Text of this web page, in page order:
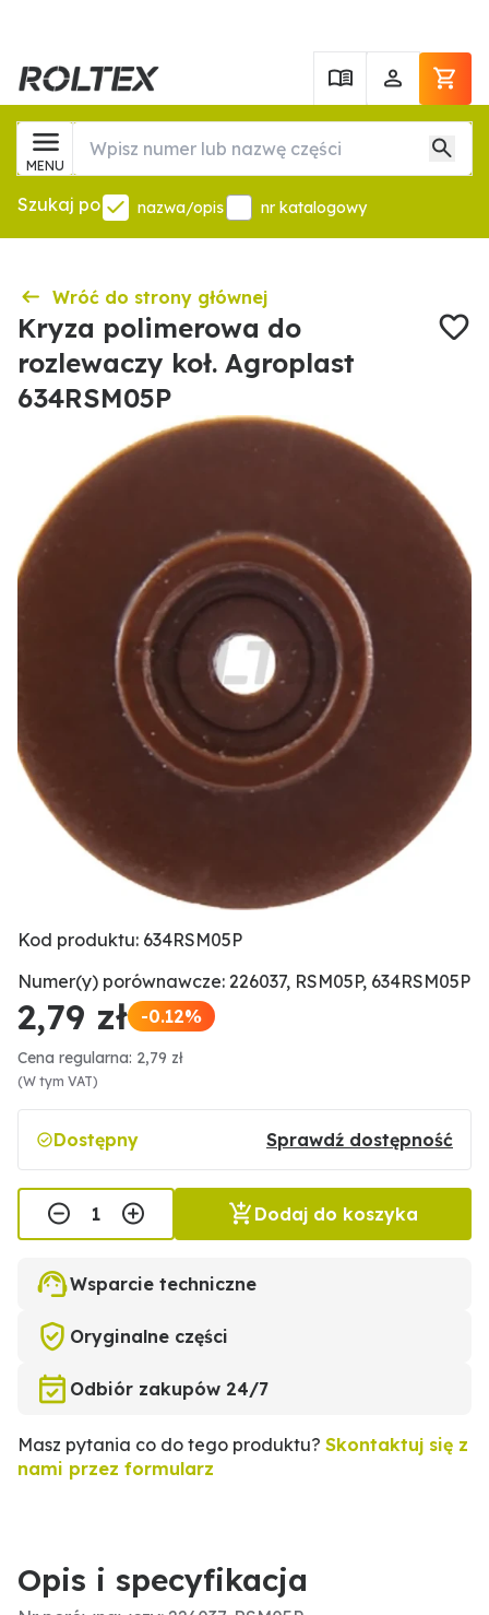
MENU
Szukaj po nazwa/opis nr katalogowy
Wróć do strony głównej
Kryza polimerowa do
rozlewaczy koł. Agroplast
634RSM05P
Kod produktu: 634RSM05P
Numer(y) porównawcze: 226037, RSM05P, 634RSM05P
2,79 zł -0.12%
Cena regularna: 2,79 zł
(W tym VAT)
Dostępny Sprawdź dostępność
Dodaj do koszyka
Wsparcie techniczne
Oryginalne części
Odbiór zakupów 24/7
Masz pytania co do tego produktu? Skontaktuj się z
nami przez formularz
Opis i specyfikacja